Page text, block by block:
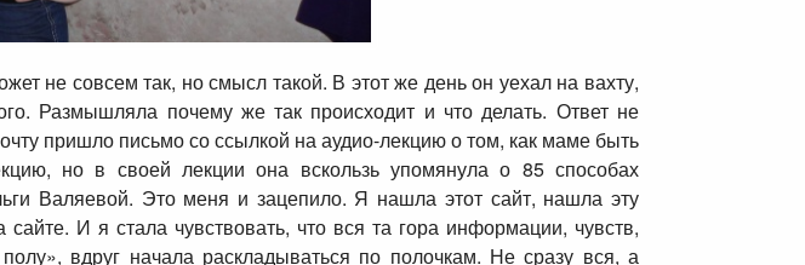
не совсем так, но смысл такой. В этот же день он уехал на вахту,
Размышляла почему же так происходит и что делать. Ответ не
пришло письмо со ссылкой на аудио-лекцию о том, как маме быть
но в своей лекции она вскользь упомянула о 85 способах
Валяевой. Это меня и зацепило. Я нашла этот сайт, нашла эту
И я стала чувствовать, что вся та гора информации, чувств,
вдруг начала раскладываться по полочкам. Не сразу вся, а